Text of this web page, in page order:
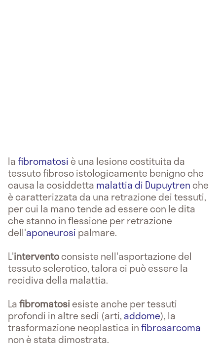
lafibromatosiè una lesione costituita da
tessuto fibroso istologicamente benigno che
causa la cosiddetta malattia di Dupuytrenche
è caratterizzata da una retrazione dei tessuti,
per cui la mano tende ad essere con le dita
che stanno in flessione per retrazione
dell'aponeurosi palmare.
L'interventoconsiste nell'asportazione del
tessuto sclerotico, talora ci può essere la
recidiva della malattia.
Lafibromatosiesiste anche per tessuti
profondi in altre sedi (arti, addome), la
trasformazione neoplastica infibrosarcoma
non è stata dimostrata.